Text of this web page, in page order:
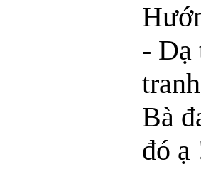
- Dạ
Bà
đó ạ